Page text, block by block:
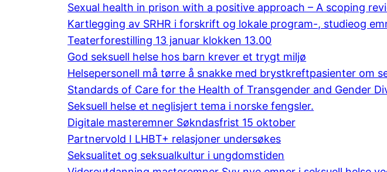
Sexual health in prison with a positive approach – A scoping
Kartlegging av SRHR i forskrift og lokale program-, studieog
Teaterforestilling 13 januar klokken 13.00
God seksuell helse hos barn krever et trygt miljø
Helsepersonell må tørre å snakke med brystkreftpasienter om
Standards of Care for the Health of Transgender and Gender
Seksuell helse et neglisjert tema i norske fengsler.
Digitale masteremner Søkndasfrist 15 oktober
Partnervold I LHBT+ relasjoner undersøkes
Seksualitet og seksualkultur i ungdomstiden